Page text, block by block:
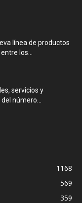
línea de productos
los...
servicios y
número...
1168
569
359